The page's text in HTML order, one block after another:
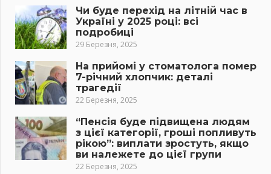
Чи буде перехід на літній час в
Україні у 2025 році: всі
подробиці
29 Березня, 2025
На прийомі у стоматолога помер
7-річний хлопчик: деталі
трагедії
22 Березня, 2025
“Пенсія буде підвищена людям
з цієї категорії, гроші попливуть
рікою”: виплати зростуть, якщо
ви належете до цієї групи
22 Березня, 2025